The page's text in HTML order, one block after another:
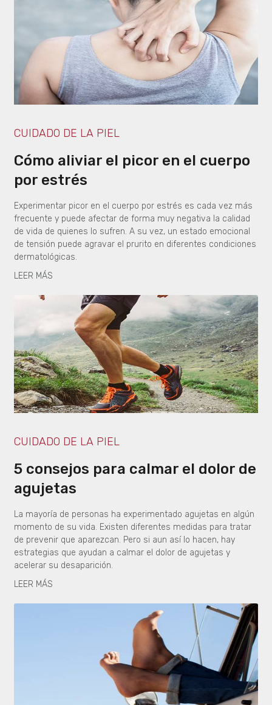
CUIDADO DE LA PIEL
Cómo aliviar el picor en el cuerpo
por estrés
Experimentar picor en el cuerpo por estrés es cada vez más
frecuente y puede afectar de forma muy negativa la calidad
de vida de quienes lo sufren. A su vez, un estado emocional
de tensión puede agravar el prurito en diferentes condiciones
dermatológicas.
LEER MÁS
CUIDADO DE LA PIEL
5 consejos para calmar el dolor de
agujetas
La mayoría de personas ha experimentado agujetas en algún
momento de su vida. Existen diferentes medidas para tratar
de prevenir que aparezcan. Pero si aun así lo hacen, hay
estrategias que ayudan a calmar el dolor de agujetas y
acelerar su desaparición.
LEER MÁS